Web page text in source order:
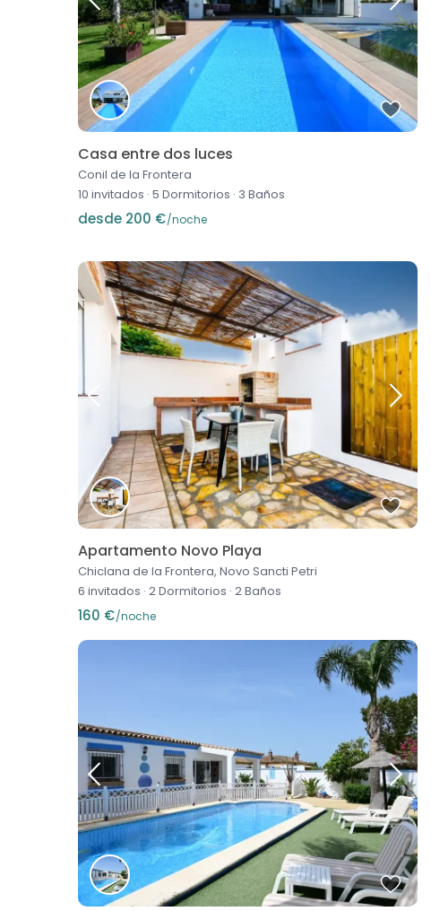
Casa entre dos luces
Conil de la Frontera
10 invitados · 5 Dormitorios · 3 Baños
desde 200 €/noche
Apartamento Novo Playa
Chiclana de la Frontera, Novo Sancti Petri
6 invitados · 2 Dormitorios · 2 Baños
160 €/noche